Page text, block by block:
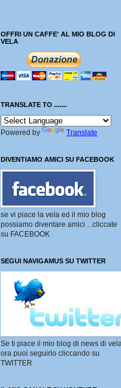
OFFRI UN CAFFE' AL MIO BLOG DI
VELA
TRANSLATE TO .......
Powered by Translate
DIVENTIAMO AMICI SU FACEBOOK
se vi piace la vela ed il mio blog
possiamo diventare amici ...cliccate
su FACEBOOK
SEGUI NAVIGAMUS SU TWITTER
Se ti piace il mio blog di news di
ora puoi seguirlo cliccando su
TWITTER